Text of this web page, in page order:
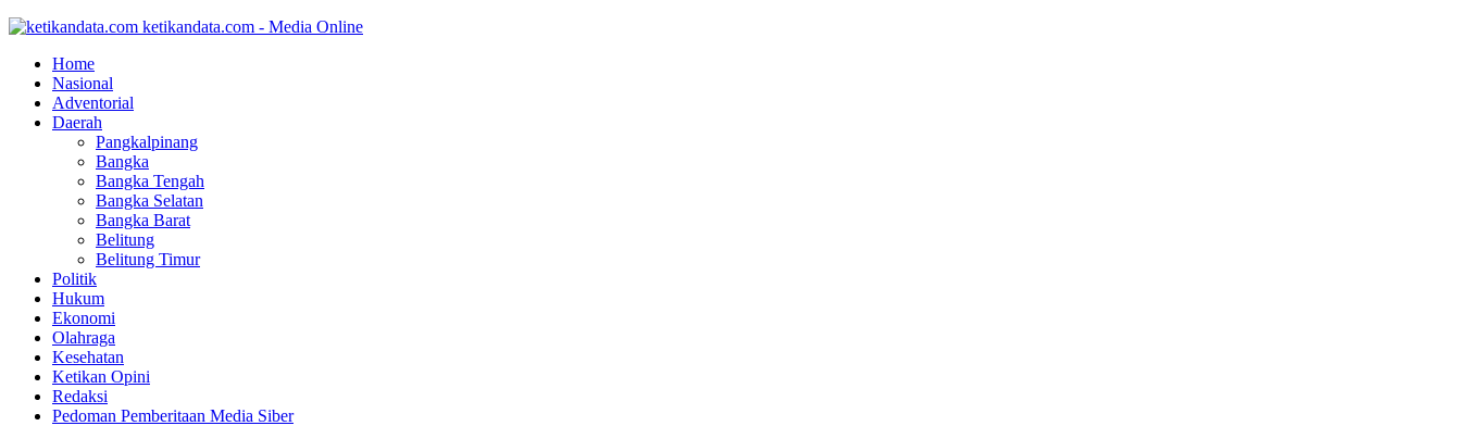
ketikandata.com - Media Online
Home
Nasional
Adventorial
Daerah
Pangkalpinang
Bangka
Bangka Tengah
Bangka Selatan
Bangka Barat
Belitung
Belitung Timur
Politik
Hukum
Ekonomi
Olahraga
Kesehatan
Ketikan Opini
Redaksi
Pedoman Pemberitaan Media Siber